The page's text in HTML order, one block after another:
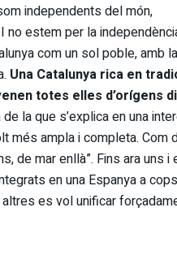
independents del món,
estem per la
com un sol poble, amb la
Una Catalunya rica en
totes elles d’orígens
la que s’explica en una
més ampla i completa. Com
de mar enllà”. Fins ara
en una Espanya a
es vol unificar